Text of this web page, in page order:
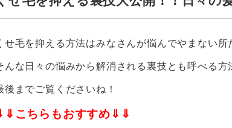
せ毛を抑える方法はみなさんが悩んでやまない所
んな日々の悩みから解消される裏技とも呼べる
後までご覧くださいね！
こちらもおすすめ⇓⇓